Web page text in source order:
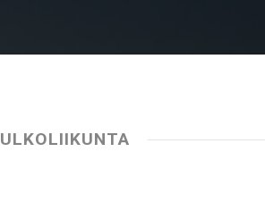
ULKOLIIKUNTA